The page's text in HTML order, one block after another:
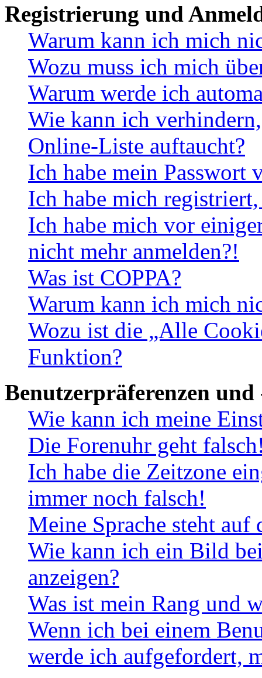
Registrierung und
Warum kann ich mich
Wozu muss ich mich
Warum werde ich
Wie kann ich
Online-Liste auftaucht?
Ich habe mein Passwort
Ich habe mich
Ich habe mich vor
nicht mehr anmelden?!
Was ist COPPA?
Warum kann ich mich
Wozu ist die „Alle
Funktion?
Benutzerpräferenzen und
Wie kann ich meine
Die Forenuhr geht
Ich habe die Zeitzone
immer noch falsch!
Meine Sprache steht
Wie kann ich ein Bild
anzeigen?
Was ist mein Rang und
Wenn ich bei einem
werde ich aufgefordert,